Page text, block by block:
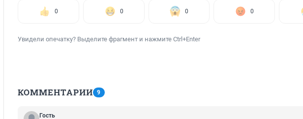
0 0 0 0
Увидели опечатку? Выделите фрагмент и нажмите Ctrl+Enter
КОММЕНТАРИИ 9
Гость